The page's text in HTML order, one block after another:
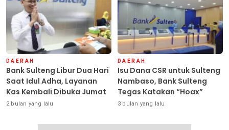
DAERAH
Bank Sulteng Libur Dua Hari
Saat Idul Adha, Layanan
Kas Kembali Dibuka Jumat
2 bulan yang lalu
DAERAH
Isu Dana CSR untuk Sulteng
Nambaso, Bank Sulteng
Tegas Katakan “Hoax”
3 bulan yang lalu